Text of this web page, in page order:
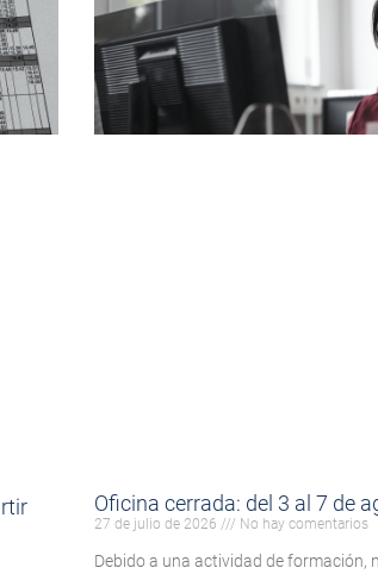
Oficina cerrada: del 3 al 7 de
27 de julio de 2026 No hay comentarios
Debido a una actividad de formación,